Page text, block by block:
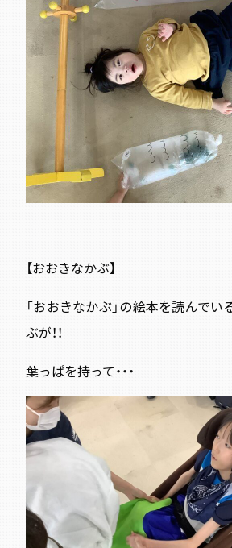
【おおきなかぶ】
「おおきなかぶ」の絵本を読んでい
ぶが！！
葉っぱを持って・・・